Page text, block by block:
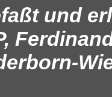
und